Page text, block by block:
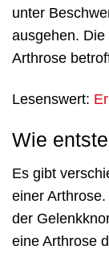
unter
ausgehen.
Arthrose
Lesenswert:
Wie
Es gibt
einer
der
eine Arthrose